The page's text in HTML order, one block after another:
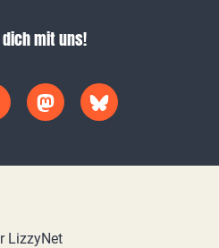
mit uns!
LizzyNet